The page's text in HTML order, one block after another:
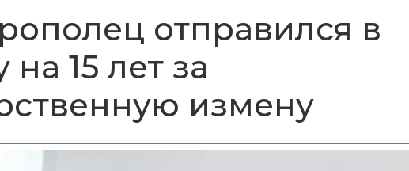
отправился в
15 лет за
измену